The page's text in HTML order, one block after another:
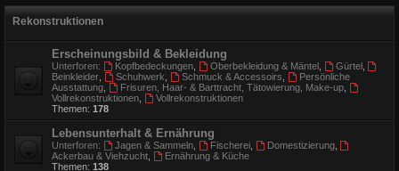
Rekonstruktionen
Erscheinungsbild & Bekleidung
Unterforen: Kopfbedeckungen, Oberbekleidung & Mäntel Gürtel
Beinkleider
Schuhwerk Schmuck & Accessoirs
Persönliche
Ausstattung
Frisuren, Haar- & Barttracht, Tätowierung, Make-up,
Vollrekonstruktionen
Vollrekonstruktionen
Themen: 178
Lebensunterhalt & Ernährung
Unterforen: Jagen & Sammeln, Fischerei, Domestizierung,
Ackerbau & Viehzucht
Ernährung & Küche
Themen: 138